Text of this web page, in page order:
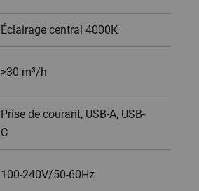
Éclairage central 4000K
>30 m³/h
Prise de courant, USB-A, USB-
C
100-240V/50-60Hz